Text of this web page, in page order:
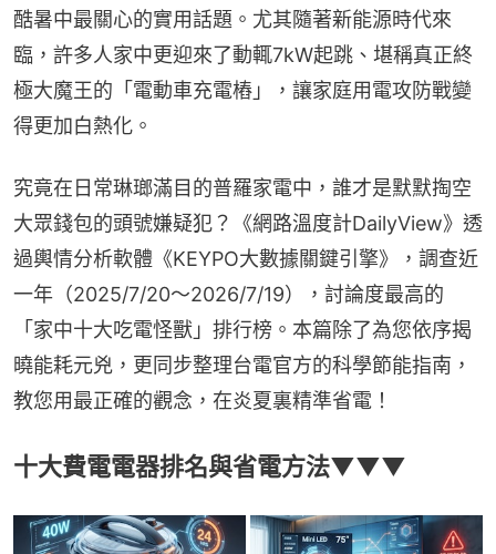
酷暑中最關心的實用話題。尤其隨著新能源時代來
臨，許多人家中更迎來了動輒7kW起跳、堪稱真正終
極大魔王的「電動車充電樁」，讓家庭用電攻防戰變
得更加白熱化。
究竟在日常琳瑯滿目的普羅家電中，誰才是默默掏空
大眾錢包的頭號嫌疑犯？《網路溫度計DailyView》透
過輿情分析軟體《KEYPO大數據關鍵引擎》，調查近
一年（2025/7/20～2026/7/19），討論度最高的
「家中十大吃電怪獸」排行榜。本篇除了為您依序揭
曉能耗元兇，更同步整理台電官方的科學節能指南，
教您用最正確的觀念，在炎夏裏精準省電！
十大費電電器排名與省電方法▼▼▼